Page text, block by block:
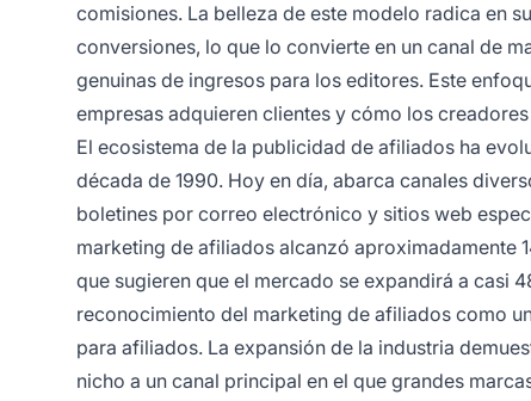
comisiones. La belleza de este modelo radica en
conversiones, lo que lo convierte en un canal de
genuinas de ingresos para los editores. Este
empresas adquieren clientes y cómo los
El ecosistema de la publicidad de afiliados ha
década de 1990. Hoy en día, abarca canales
boletines por correo electrónico y sitios web
marketing de afiliados alcanzó aproximadamente
que sugieren que el mercado se expandirá a casi
reconocimiento del marketing de afiliados como
para afiliados. La expansión de la industria
nicho a un canal principal en el que grandes